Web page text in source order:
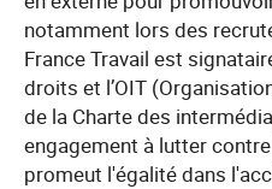
notamment lors des
France Travail est
droits et l’OIT
de la Charte des
engagement à lutter
promeut l'égalité dans